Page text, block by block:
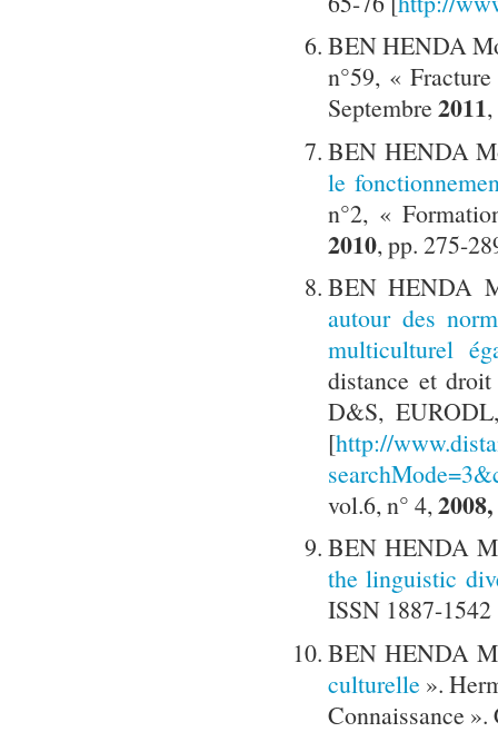
BEN HENDA
n°59, «
Septembre 2011
BEN HENDA
le
n°2, «
2010, pp. 275-
BEN HENDA
autour des
multiculturel
distance et
D&S,
[http://
vol.6, n° 4,
BEN HENDA
the linguistic
ISSN 1887-1542
BEN HENDA
culturelle ».
Connaissance